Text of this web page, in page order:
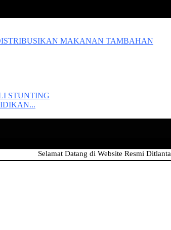
MAKANAN TAMBAHAN
STUNTING
Selamat Datang di Website Resmi Ditlantas Polda